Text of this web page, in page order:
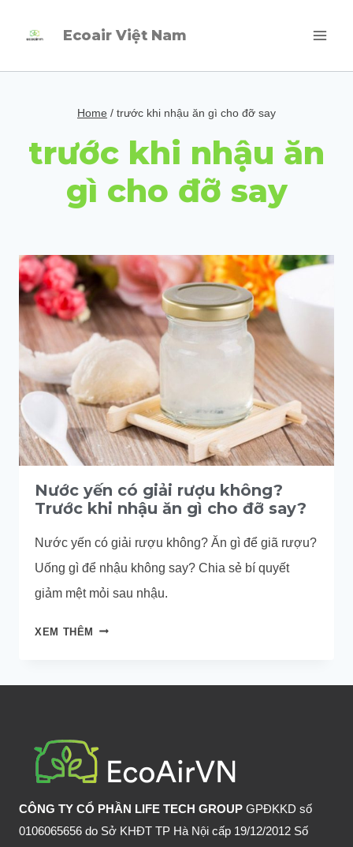
Ecoair Việt Nam
Home / trước khi nhậu ăn gì cho đỡ say
trước khi nhậu ăn
gì cho đỡ say
Nước yến có giải rượu không?
Trước khi nhậu ăn gì cho đỡ say?
Nước yến có giải rượu không? Ăn gì để giã rượu?
Uống gì để nhậu không say? Chia sẻ bí quyết
giảm mệt mỏi sau nhậu.
XEM THÊM NƯỚC
GIẢI
TRƯỚC
KHI
NHẬU
ĂN
GÌ
CÔNG TY CỔ PHẦN LIFE TECH GROUP GPĐKKD số
0106065656 do Sở KHĐT TP Hà Nội cấp 19/12/2012 Số